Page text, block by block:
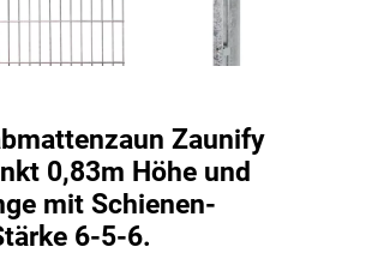
Zaunify
0,83m Höhe und
mit Schienen-
6-5-6.